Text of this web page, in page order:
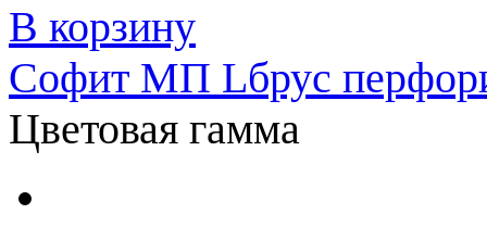
В корзину
Софит МП Lбрус
Цветовая гамма